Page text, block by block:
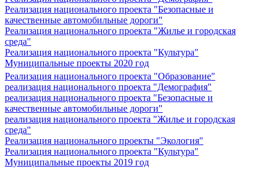
Реализация национального проекта "Безопасные и
качественные автомобильные дороги"
Реализация национального проекта "Жилье и городская
среда"
Реализация национального проекта "Культура"
Муниципальные проекты 2020 год
Реализация национального проекта "Образование"
реализация национального проекта "Демография"
реализация национального проекта "Безопасные и
качественные автомобильные дороги"
реализация национального проекта "Жилье и городская
среда"
Реализация национального проекты "Экология"
Реализация национального проекта "Культура"
Муниципальные проекты 2019 год